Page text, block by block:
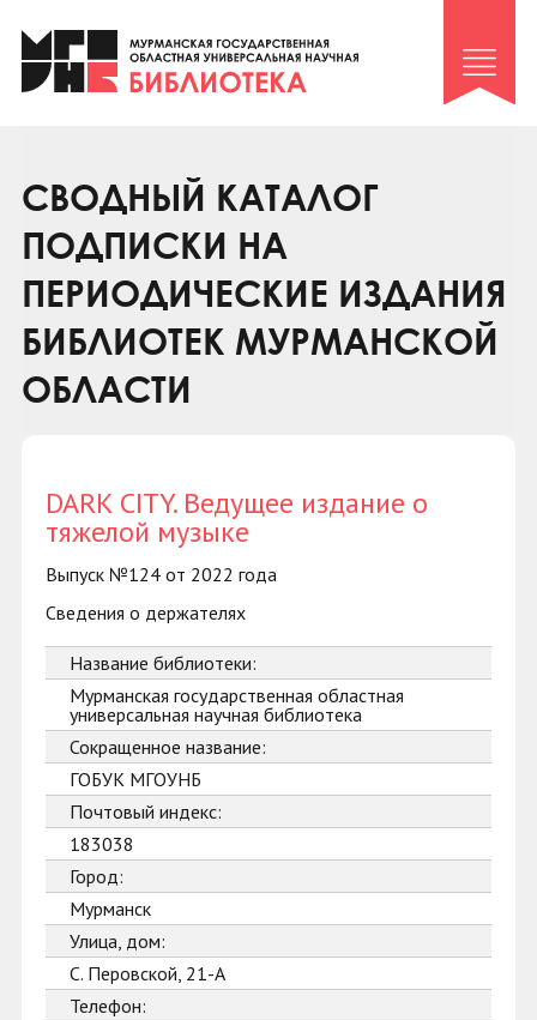
Клуб «Гиря и сельдерей»
Клуб «Семейный архив»
Коллегам
Контакты
СВОДНЫЙ КАТАЛОГ
ПОДПИСКИ НА
ПЕРИОДИЧЕСКИЕ ИЗДАНИЯ
БИБЛИОТЕК МУРМАНСКОЙ
ОБЛАСТИ
DARK CITY. Ведущее издание о
тяжелой музыке
Выпуск №124 от 2022 года
Сведения о держателях
Название библиотеки:
Мурманская государственная областная
универсальная научная библиотека
Сокращенное название:
ГОБУК МГОУНБ
Почтовый индекс:
183038
Город:
Мурманск
Улица, дом:
С. Перовской, 21-А
Телефон: